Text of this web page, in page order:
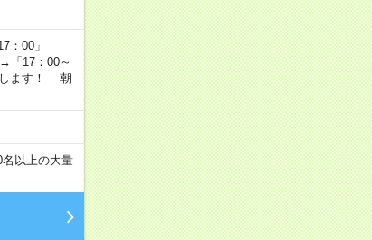
：00」
「17：00～
します！ 朝
名以上の大量